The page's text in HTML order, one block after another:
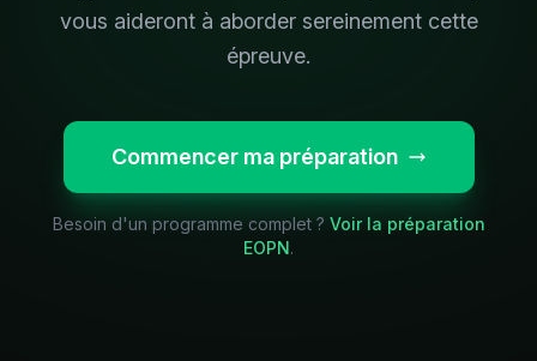
vous aideront à aborder sereinement cette
épreuve.
Commencer ma préparation
Besoin d'un programme complet ? Voir la préparation
EOPN.